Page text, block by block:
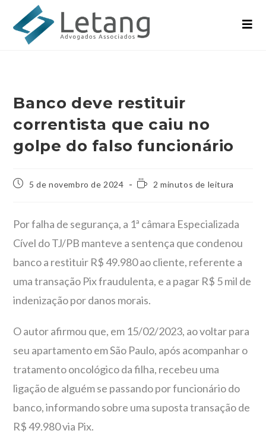
Banco deve restituir
correntista que caiu no
golpe do falso funcionário
5 de novembro de 2024 2 minutos de leitura
Por falha de segurança, a 1ª câmara Especializada
Cível do TJ/PB manteve a sentença que condenou
banco a restituir R$ 49.980 ao cliente, referente a
uma transação Pix fraudulenta, e a pagar R$ 5 mil de
indenização por danos morais.
O autor afirmou que, em 15/02/2023, ao voltar para
seu apartamento em São Paulo, após acompanhar o
tratamento oncológico da filha, recebeu uma
ligação de alguém se passando por funcionário do
banco, informando sobre uma suposta transação de
R$ 49.980 via Pix.